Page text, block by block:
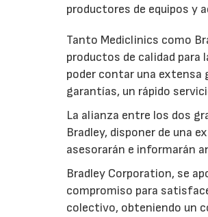
productores de equipos y
Tanto Mediclinics como
productos de calidad para
poder contar una extensa
garantías, un rápido
La alianza entre los dos
Bradley, disponer de una
asesorarán e informarán
Bradley Corporation, se
compromiso para
colectivo, obteniendo un